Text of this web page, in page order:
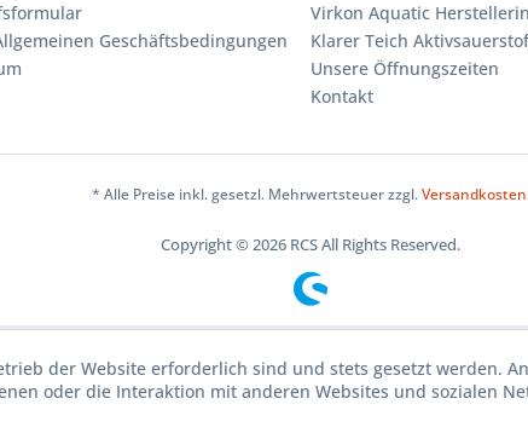
Geschäftsbedingungen
Virkon Aquatic
Klarer Teich
Unsere Öffnungszeiten
Kontakt
* Alle Preise inkl. gesetzl. Mehrwertsteuer zzgl.Versandkosten
Copyright © 2026 RCS All Rights Reserved.
der Website erforderlich sind und stets gesetzt werden.
oder die Interaktion mit anderen Websites und sozialen